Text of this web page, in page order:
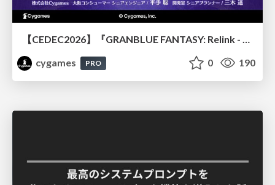
【CEDEC2026】『GRANBLUE FANTASY: Relink - Endless Ragnarok』のバトル制作事例 ～最高のキャラゲーを目指して～
cygames
PRO 0 190